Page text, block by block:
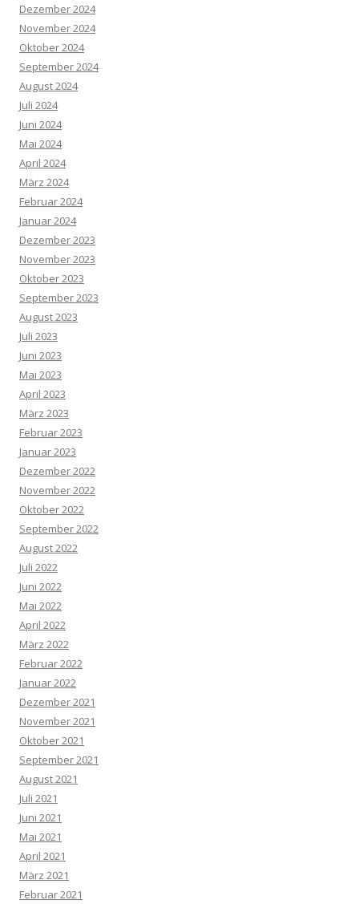
Dezember 2024
November 2024
Oktober 2024
September 2024
August 2024
Juli 2024
Juni 2024
Mai 2024
April 2024
März 2024
Februar 2024
Januar 2024
Dezember 2023
November 2023
Oktober 2023
September 2023
August 2023
Juli 2023
Juni 2023
Mai 2023
April 2023
März 2023
Februar 2023
Januar 2023
Dezember 2022
November 2022
Oktober 2022
September 2022
August 2022
Juli 2022
Juni 2022
Mai 2022
April 2022
März 2022
Februar 2022
Januar 2022
Dezember 2021
November 2021
Oktober 2021
September 2021
August 2021
Juli 2021
Juni 2021
Mai 2021
April 2021
März 2021
Februar 2021